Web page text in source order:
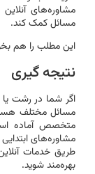
مشاوره‌های
مسائل کمک کند.
این مطلب را هم
نتیجه گیری
اگر شما در رشت یا
مسائل مختلف
متخصص آماده
مشاوره‌های
طریق خدمات
بهره‌مند شوید.